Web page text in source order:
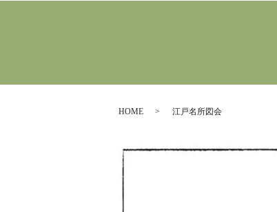
HOME 江戸名所図会